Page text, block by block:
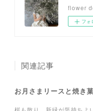
flower
フォ
関連記事
桜も散り、新緑が気持ちよ